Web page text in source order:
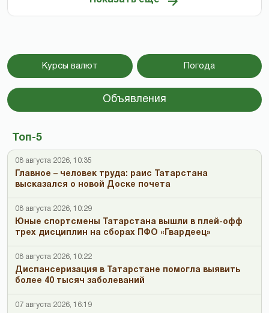
Курсы валют Погода
Объявления
Топ-5
08 августа 2026, 10:35
Главное – человек труда: раис Татарстана
высказался о новой Доске почета
08 августа 2026, 10:29
Юные спортсмены Татарстана вышли в плей-офф
трех дисциплин на сборах ПФО «Гвардеец»
08 августа 2026, 10:22
Диспансеризация в Татарстане помогла выявить
более 40 тысяч заболеваний
07 августа 2026, 16:19